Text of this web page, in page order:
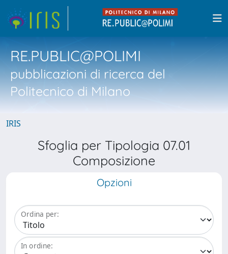
RE.PUBLIC@POLIMI
pubblicazioni di ricerca del
Politecnico di Milano
IRIS
Sfoglia per Tipologia 07.01
Composizione
Opzioni
Ordina per:
In ordine: